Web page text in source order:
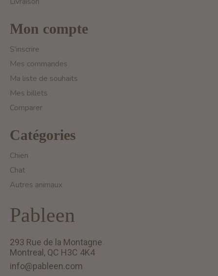
Mon compte
S'inscrire
Mes commandes
Ma liste de souhaits
Mes billets
Comparer
Catégories
Chien
Chat
Autres animaux
Pableen
293 Rue de la Montagne
Montreal, QC H3C 4K4
info@pableen.com